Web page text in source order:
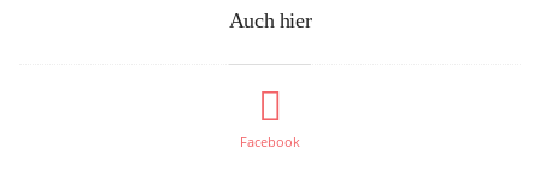
Auch hier
Facebook